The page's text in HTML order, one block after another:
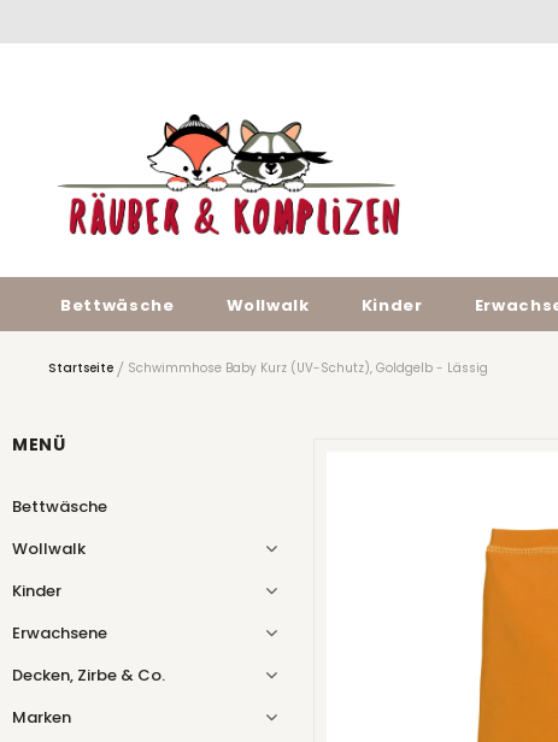
Bettwäsche Wollwalk Kinder
Startseite Schwimmhose Baby Kurz (UV-Schutz), Goldgelb - Lässig
MENÜ
Bettwäsche
Wollwalk
Kinder
Erwachsene
Decken, Zirbe & Co.
Marken